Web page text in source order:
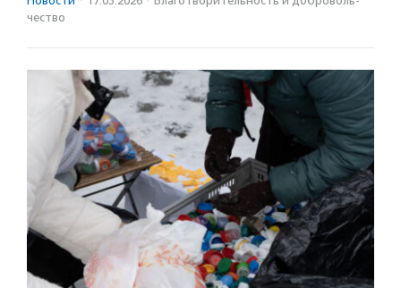
чест­во